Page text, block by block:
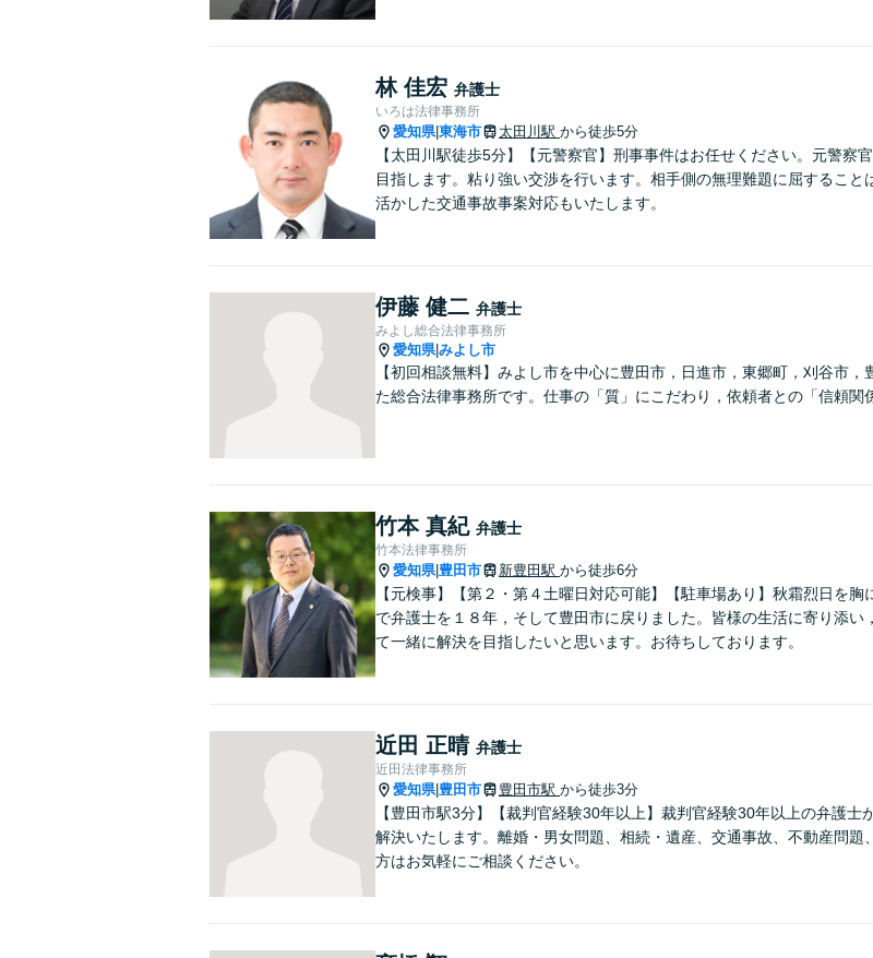
林 佳宏 弁護士
いろは法律事務所
愛知県|東海市 太田川駅 から徒歩5分
【太田川駅徒歩5分】【元警察官】刑事事件はお任せください。元警察
目指します。粘り強い交渉を行います。相手側の無理難題に屈すること
活かした交通事故事案対応もいたします。
伊藤 健二 弁護士
みよし総合法律事務所
愛知県|みよし市
【初回相談無料】みよし市を中心に豊田市，日進市，東郷町，刈谷市
た総合法律事務所です。仕事の「質」にこだわり，依頼者との「信頼関
竹本 真紀 弁護士
竹本法律事務所
愛知県| 豊田市 新豊田駅 から徒歩6分
【元検事】【第２・第４土曜日対応可能】【駐車場あり】秋霜烈日を
で弁護士を１８年，そして豊田市に戻りました。皆様の生活に寄り添い
て一緒に解決を目指したいと思います。お待ちしております。
近田 正晴 弁護士
近田法律事務所
愛知県| 豊田市 豊田市駅 から徒歩3分
【豊田市駅3分】【裁判官経験30年以上】裁判官経験30年以上の弁護士
解決いたします。離婚・男女問題、相続・遺産、交通事故、不動産問題
方はお気軽にご相談ください。